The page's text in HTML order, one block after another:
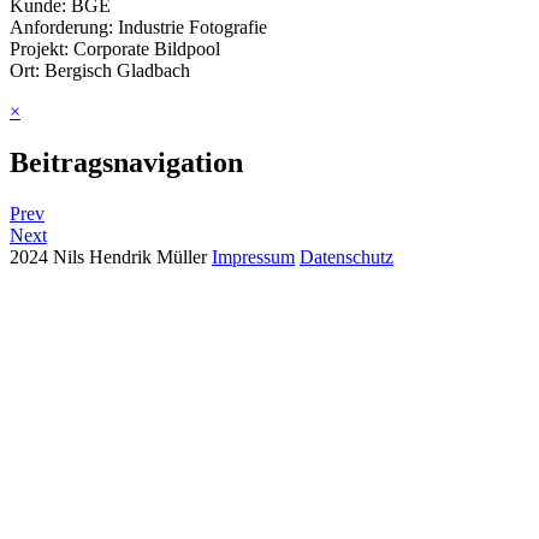
Kunde: BGE
Anforderung: Industrie Fotografie
Projekt: Corporate Bildpool
Ort: Bergisch Gladbach
×
Beitragsnavigation
Prev
Next
2024 Nils Hendrik Müller Impressum Datenschutz